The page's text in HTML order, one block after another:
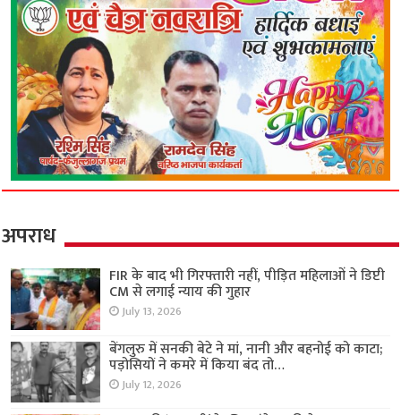
अपराध
FIR के बाद भी गिरफ्तारी नहीं, पीड़ित महिलाओं ने डिप्टी
CM से लगाई न्याय की गुहार
July 13, 2026
बेंगलुरु में सनकी बेटे ने मां, नानी और बहनोई को काटा;
पड़ोसियों ने कमरे में किया बंद तो…
July 12, 2026